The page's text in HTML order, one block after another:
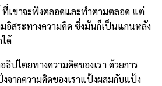
ที่เขาจะฟังตลอดและทำตามตลอด แต่
อิสระทางความคิด ซึ่งมันก็เป็นแกนหลัง
ได้
ธิปไตยทางความคิดของเรา ด้วยการ
จากความคิดของเราแป้งผสมกับแป้ง